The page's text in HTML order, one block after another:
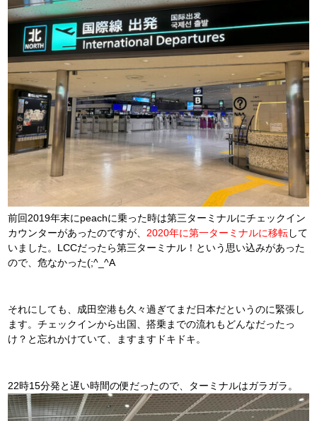
前回2019年末にpeachに乗った時は第三ターミナルにチェックイン
カウンターがあったのですが、2020年に第一ターミナルに移転して
いました。LCCだったら第三ターミナル！という思い込みがあった
ので、危なかった(;^_^A
それにしても、成田空港も久々過ぎてまだ日本だというのに緊張し
ます。チェックインから出国、搭乗までの流れもどんなだったっ
け？と忘れかけていて、ますますドキドキ。
22時15分発と遅い時間の便だったので、ターミナルはガラガラ。